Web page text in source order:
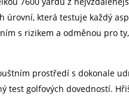
úrovní, která testuje každý
s rizikem a odměnou pro
prostředí s dokonale
test golfových dovedností.